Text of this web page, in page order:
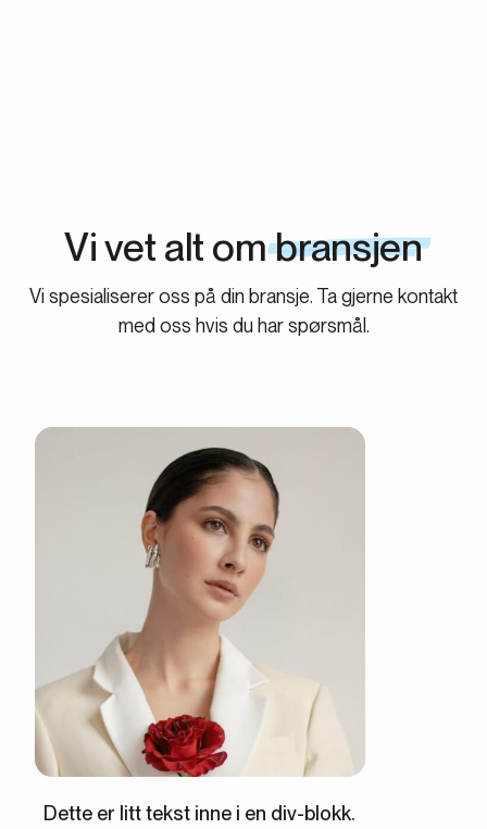
Vi vet alt ombransjen
Vi spesialiserer oss på din bransje. Ta gjerne kontakt
med oss hvis du har spørsmål.
Dette er litt tekst inne i en div-blokk.